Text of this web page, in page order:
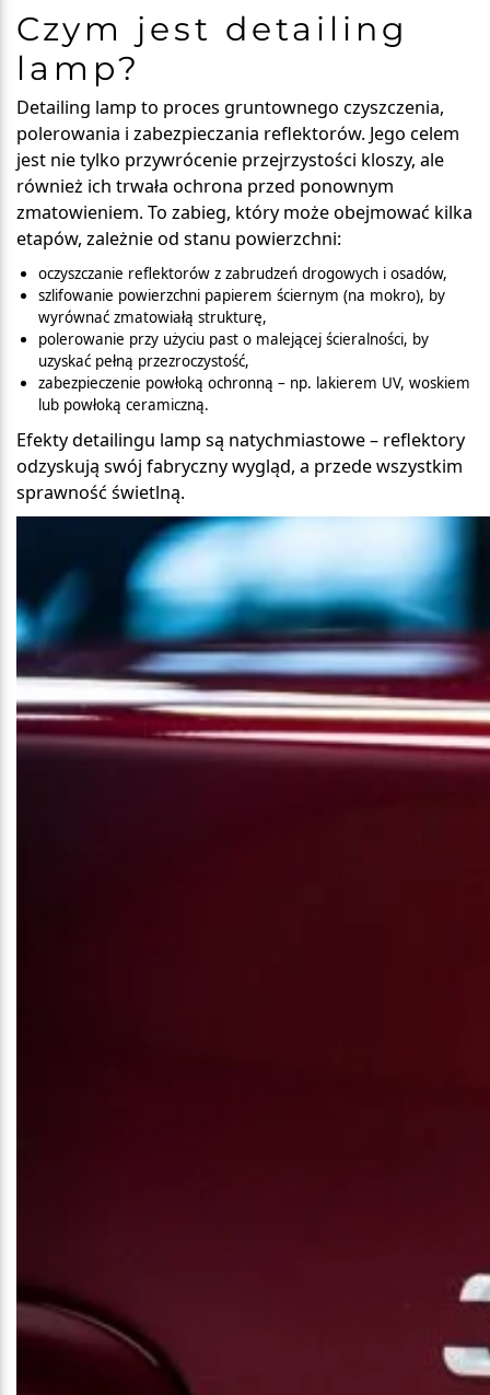
Czym jest detailing
lamp?
Detailing lamp to proces gruntownego czyszczenia,
polerowania i zabezpieczania reflektorów. Jego celem
jest nie tylko przywrócenie przejrzystości kloszy, ale
również ich trwała ochrona przed ponownym
zmatowieniem. To zabieg, który może obejmować kilka
etapów, zależnie od stanu powierzchni:
oczyszczanie reflektorów z zabrudzeń drogowych i osadów,
szlifowanie powierzchni papierem ściernym (na mokro), by
wyrównać zmatowiałą strukturę,
polerowanie przy użyciu past o malejącej ścieralności, by
uzyskać pełną przezroczystość,
zabezpieczenie powłoką ochronną – np. lakierem UV, woskiem
lub powłoką ceramiczną.
Efekty detailingu lamp są natychmiastowe – reflektory
odzyskują swój fabryczny wygląd, a przede wszystkim
sprawność świetlną.